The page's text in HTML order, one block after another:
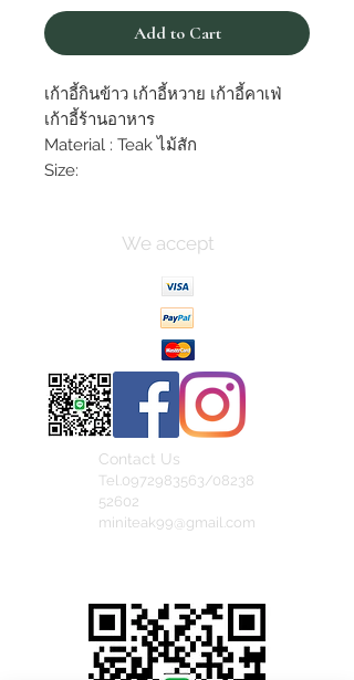
Add to Cart
เก้าอี้กินข้าว เก้าอี้หวาย เก้าอี้คาเฟ่
เก้าอี้ร้านอาหาร
Material : Teak ไม้สัก
Size:
We accept
Contact Us
Tel.0972983563/08238
52602
miniteak99@gmail.com